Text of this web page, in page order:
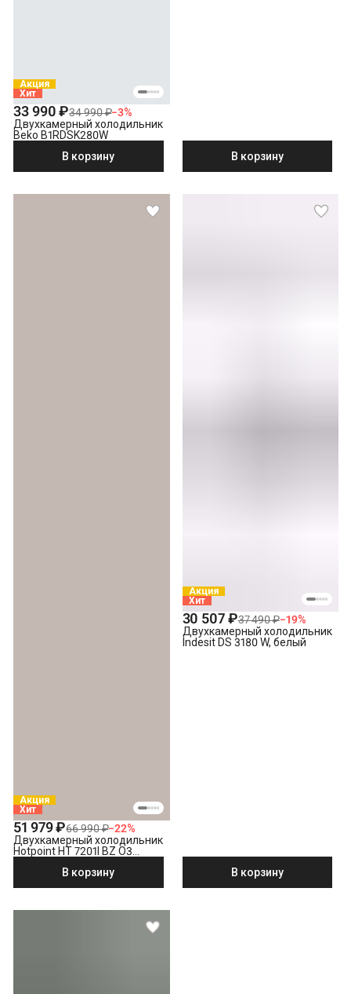
Акция
Хит
33 990 ₽34 990 ₽−3%
Двухкамерный холодильник
Beko B1RDSK280W
В корзину
В корзину
Акция
Хит
51 979 ₽66 990 ₽−22%
Двухкамерный холодильник
Hotpoint HT 7201I BZ O3
В корзину
Акция
Хит
30 507 ₽37 490 ₽−19%
Двухкамерный холодильник
Indesit DS 3180 W, белый
В корзину